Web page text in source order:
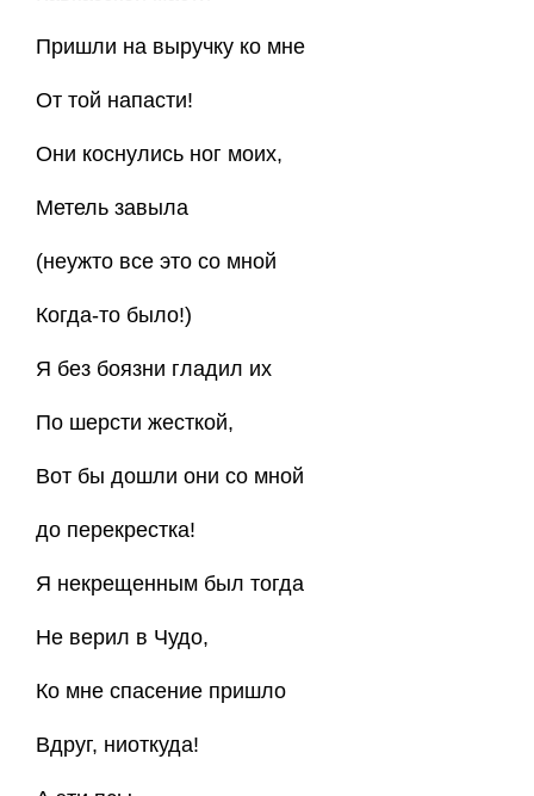
Пришли на выручку ко мне
От той напасти!
Они коснулись ног моих,
Метель завыла
(неужто все это со мной
Когда-то было!)
Я без боязни гладил их
По шерсти жесткой,
Вот бы дошли они со мной
до перекрестка!
Я некрещенным был тогда
Не верил в Чудо,
Ко мне спасение пришло
Вдруг, ниоткуда!